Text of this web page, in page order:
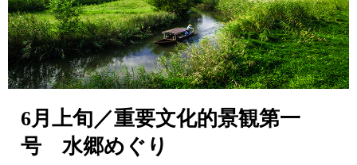
6月上旬／重要文化的景観第一
号 水郷めぐり